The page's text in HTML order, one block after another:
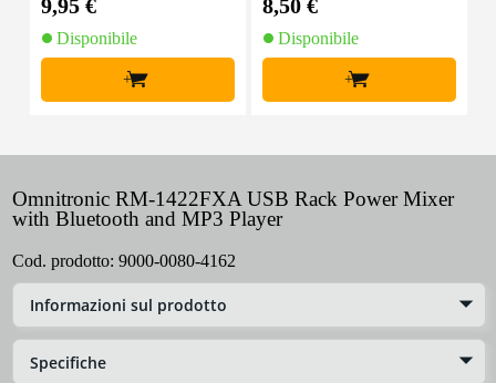
9,95 €
Disponibile
+
8,50 €
Disponibile
+
Omnitronic RM-1422FXA USB Rack Power Mixer
with Bluetooth and MP3 Player
Cod. prodotto: 9000-0080-4162
Informazioni sul prodotto
Specifiche